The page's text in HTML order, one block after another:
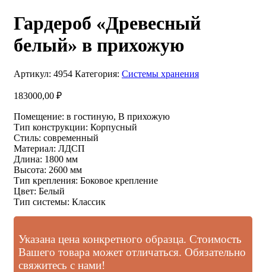
Гардероб «Древесный
белый» в прихожую
Артикул: 4954 Категория: Системы хранения
183000,00 ₽
Помещение: в гостиную, В прихожую
Тип конструкции: Корпусный
Стиль: современный
Материал: ЛДСП
Длина: 1800 мм
Высота: 2600 мм
Тип крепления: Боковое крепление
Цвет: Белый
Тип системы: Классик
Указана цена конкретного образца. Стоимость
Вашего товара может отличаться. Обязательно
свяжитесь с нами!